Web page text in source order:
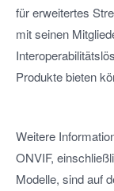
für erweitertes
mit seinen
Produkte bieten
Weitere
ONVIF,
Modelle, sind auf